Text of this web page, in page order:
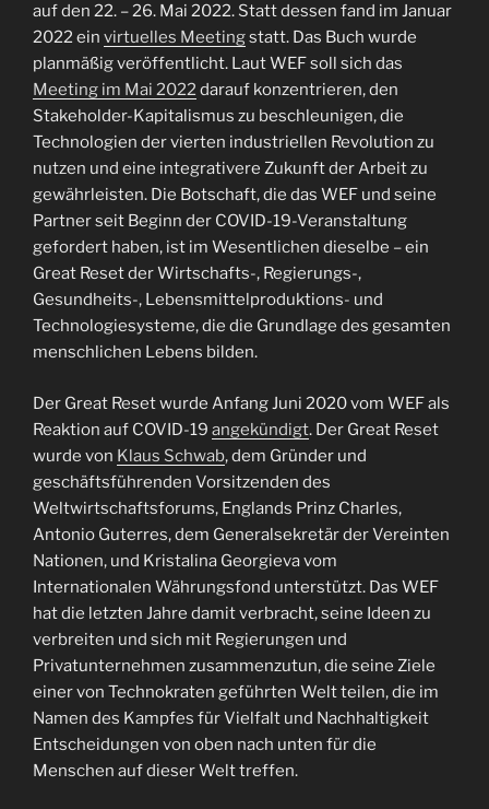
auf den 22. – 26. Mai 2022. Statt dessen fand im Januar
2022 ein virtuelles Meetingstatt. Das Buch wurde
planmäßig veröffentlicht. Laut WEF soll sich das
Meeting im Mai 2022 darauf konzentrieren, den
Stakeholder-Kapitalismus zu beschleunigen, die
Technologien der vierten industriellen Revolution zu
nutzen und eine integrativere Zukunft der Arbeit zu
gewährleisten. Die Botschaft, die das WEF und seine
Partner seit Beginn der COVID-19-Veranstaltung
gefordert haben, ist im Wesentlichen dieselbe – ein
Great Reset der Wirtschafts-, Regierungs-,
Gesundheits-, Lebensmittelproduktions- und
Technologiesysteme, die die Grundlage des gesamten
menschlichen Lebens bilden.
Der Great Reset wurde Anfang Juni 2020 vom WEF als
Reaktion auf COVID-19 angekündigt. Der Great Reset
wurde von Klaus Schwab, dem Gründer und
geschäftsführenden Vorsitzenden des
Weltwirtschaftsforums, Englands Prinz Charles,
Antonio Guterres, dem Generalsekretär der Vereinten
Nationen, und Kristalina Georgieva vom
Internationalen Währungsfond unterstützt. Das WEF
hat die letzten Jahre damit verbracht, seine Ideen zu
verbreiten und sich mit Regierungen und
Privatunternehmen zusammenzutun, die seine Ziele
einer von Technokraten geführten Welt teilen, die im
Namen des Kampfes für Vielfalt und Nachhaltigkeit
Entscheidungen von oben nach unten für die
Menschen auf dieser Welt treffen.